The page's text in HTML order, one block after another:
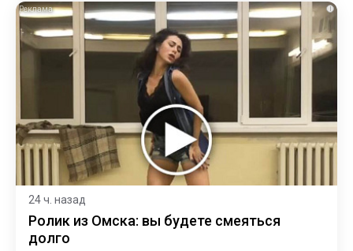
i
24 ч. назад
Ролик из Омска: вы будете смеяться
долго